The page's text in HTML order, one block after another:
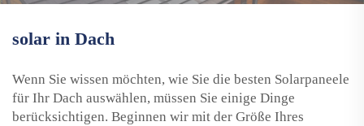
solar in Dach
Wenn Sie wissen möchten, wie Sie die besten Solarpaneele
für Ihr Dach auswählen, müssen Sie einige Dinge
berücksichtigen. Beginnen wir mit der Größe Ihres